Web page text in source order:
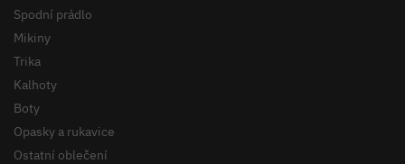
Spodní prádlo
Mikiny
Trika
Kalhoty
Boty
Opasky a rukavice
Ostatní oblečení